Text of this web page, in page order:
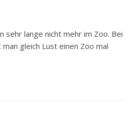
sehr lange nicht mehr im Zoo. Bei
gleich Lust einen Zoo mal